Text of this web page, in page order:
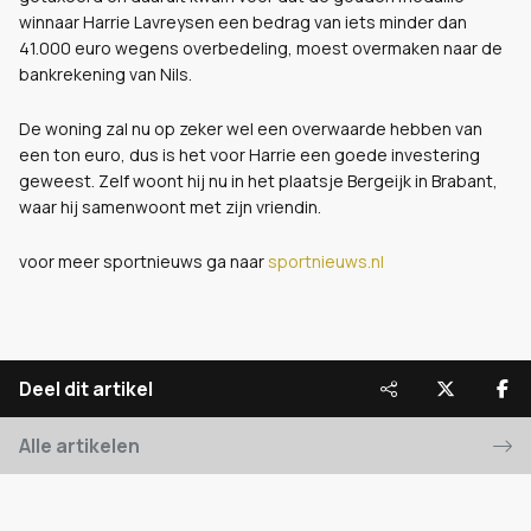
winnaar Harrie Lavreysen een bedrag van iets minder dan
41.000 euro wegens overbedeling, moest overmaken naar de
bankrekening van Nils.
De woning zal nu op zeker wel een overwaarde hebben van
een ton euro, dus is het voor Harrie een goede investering
geweest. Zelf woont hij nu in het plaatsje Bergeijk in Brabant,
waar hij samenwoont met zijn vriendin.
voor meer sportnieuws ga naarsportnieuws.nl
Deel dit artikel
Alle artikelen